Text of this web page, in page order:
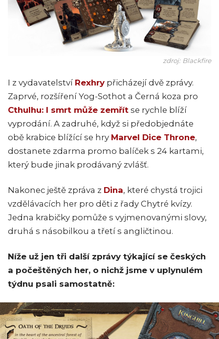
zdroj: Blackfire
I z vydavatelství Rexhry přicházejí dvě zprávy.
Zaprvé, rozšíření Yog-Sothot a Černá koza pro
Cthulhu: I smrt může zemřít se rychle blíží
vyprodání. A zadruhé, když si předobjednáte
obě krabice blížící se hry Marvel Dice Throne,
dostanete zdarma promo balíček s 24 kartami,
který bude jinak prodávaný zvlášť.
Nakonec ještě zpráva z Dina, které chystá trojici
vzdělávacích her pro děti z řady Chytré kvízy.
Jedna krabičky pomůže s vyjmenovanými slovy,
druhá s násobilkou a třetí s angličtinou.
Níže už jen tři další zprávy týkající se českých
a počeštěných her, o nichž jsme v uplynulém
týdnu psali samostatně: